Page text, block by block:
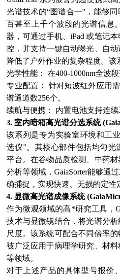
光谱技术的“图谱合一"，能够
百甚至上千个波段的光谱信息
器，可通过手机、iPad 或笔记
控，并支持一键自动曝光、自
降低了户外作业的复杂程度。该
光学性能： 在400-1000nm全波
专业配置： 针对短波红外应用
谱通道数256个。
续航与便携： 内置电池支持连
3. 室内暗箱高光谱分选系统
该系列是专为实验室环境和工
选仪"。其核心部件包括均匀光
平台。在谷物品质检测、中药
分析等领域，GaiaSorter能够通
确捕捉，实现快速、无损的定性
4. 显微高光谱成像系统
作为微观领域的高*研究工具，
技术与显微镜结合，将光谱分
尺度。该系统可配合不同倍率
被广泛应用于病理学研究、材
等领域。
对于上述产品的具体型号报价